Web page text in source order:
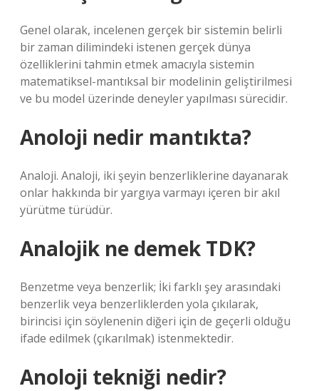
Genel olarak, incelenen gerçek bir sistemin belirli
bir zaman dilimindeki istenen gerçek dünya
özelliklerini tahmin etmek amacıyla sistemin
matematiksel-mantıksal bir modelinin geliştirilmesi
ve bu model üzerinde deneyler yapılması sürecidir.
Anoloji nedir mantıkta?
Analoji. Analoji, iki şeyin benzerliklerine dayanarak
onlar hakkında bir yargıya varmayı içeren bir akıl
yürütme türüdür.
Analojik ne demek TDK?
Benzetme veya benzerlik; İki farklı şey arasındaki
benzerlik veya benzerliklerden yola çıkılarak,
birincisi için söylenenin diğeri için de geçerli olduğu
ifade edilmek (çıkarılmak) istenmektedir.
Anoloji tekniği nedir?